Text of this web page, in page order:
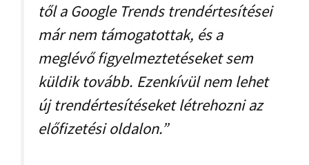
től a Google Trends trendértesítései
már nem támogatottak, és a
meglévő figyelmeztetéseket sem
küldik tovább. Ezenkívül nem lehet
új trendértesítéseket létrehozni az
előfizetési oldalon.”